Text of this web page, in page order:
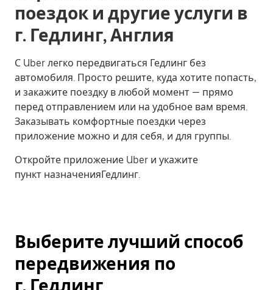
поездок и другие услуги в
г. Гедлинг, Англия
С Uber легко передвигаться Гедлинг без
автомобиля. Просто решите, куда хотите попасть,
и закажите поездку в любой момент — прямо
перед отправлением или на удобное вам время.
Заказывать комфортные поездки через
приложение можно и для себя, и для группы.
Откройте приложение Uber и укажите
пункт назначенияГедлинг.
Выберите лучший способ
передвижения по
г. Гедлинг